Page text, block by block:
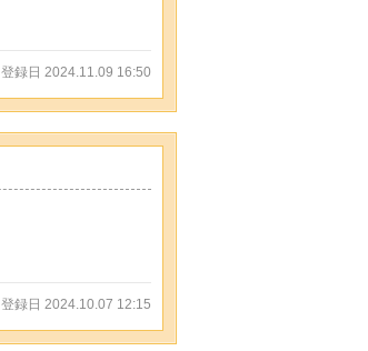
登録日 2024.11.09 16:50
登録日 2024.10.07 12:15